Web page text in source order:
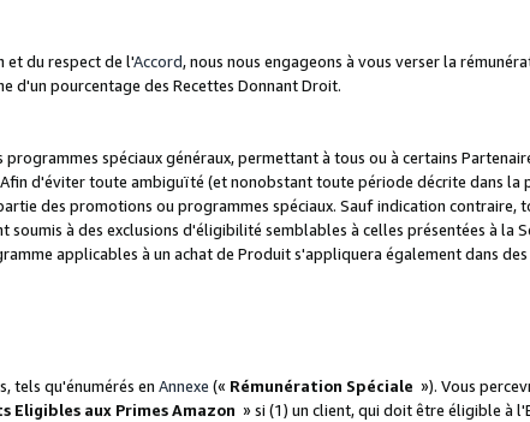
et du respect de l'Accord, nous nous engageons à vous verser la
d'un pourcentage des Recettes Donnant Droit.
spéciaux généraux, permettant à tous ou à certains
d'éviter toute ambiguïté (et nonobstant toute période décrite dans la
des promotions ou programmes spéciaux. Sauf indication contraire,
à des exclusions d'éligibilité semblables à celles présentées à la
applicables à un achat de Produit s'appliquera également dans
tels qu'énumérés en Annexe (« Rémunération Spéciale »). Vous
Eligibles aux Primes Amazon » si (1) un client, qui doit être éligible à